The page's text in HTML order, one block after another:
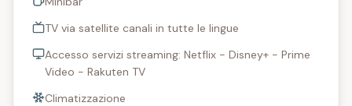
TV via satellite canali in tutte le lingue
Accesso servizi streaming: Netflix - Disney+ - Prime
Video - Rakuten TV
Climatizzazione